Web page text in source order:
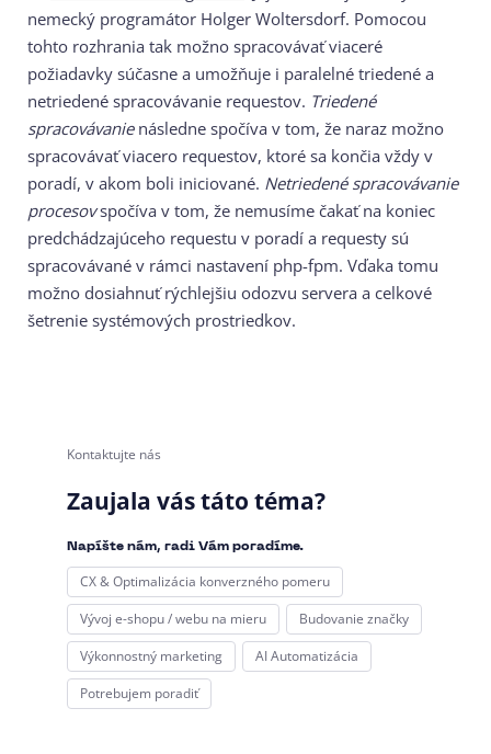
nemecký programátor Holger Woltersdorf. Pomocou
tohto rozhrania tak možno spracovávať viaceré
požiadavky súčasne a umožňuje i paralelné triedené a
netriedené spracovávanie requestov. Triedené
spracovávanie následne spočíva v tom, že naraz možno
spracovávať viacero requestov, ktoré sa končia vždy v
poradí, v akom boli iniciované. Netriedené spracovávanie
procesovspočíva v tom, že nemusíme čakať na koniec
predchádzajúceho requestu v poradí a requesty sú
spracovávané v rámci nastavení php-fpm. Vďaka tomu
možno dosiahnuť rýchlejšiu odozvu servera a celkové
šetrenie systémových prostriedkov.
Kontaktujte nás
Zaujala vás táto téma?
Napíšte nám, radi Vám poradíme.
CX & Optimalizácia konverzného pomeru
Vývoj e-shopu / webu na mieru
Budovanie značky
Výkonnostný marketing
AI Automatizácia
Potrebujem poradiť